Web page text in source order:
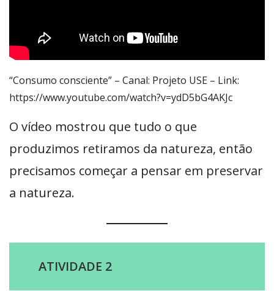
“Consumo consciente” – Canal: Projeto USE – Link:
https://www.youtube.com/watch?v=ydD5bG4AKJc
O vídeo mostrou que tudo o que
produzimos retiramos da natureza, então
precisamos começar a pensar em preservar
a natureza.
ATIVIDADE 2